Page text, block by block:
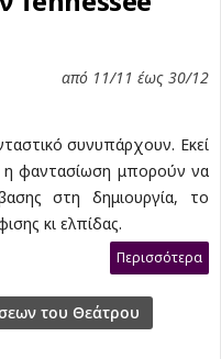
από 11/11 έως 30/12
συνυπάρχουν. Εκεί
φαντασίωση μπορούν να
στη δημιουργία, το
κι ελπίδας.
Περισσότερα